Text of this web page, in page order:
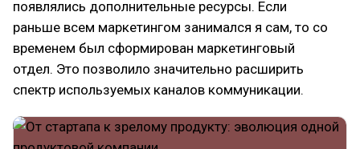
появлялись дополнительные ресурсы. Если
раньше всем маркетингом занимался я сам, то со
временем был сформирован маркетинговый
отдел. Это позволило значительно расширить
спектр используемых каналов коммуникации.